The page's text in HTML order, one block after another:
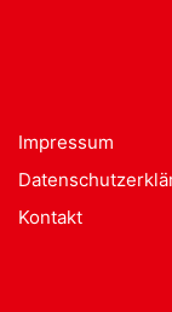
Impressum
Kontakt